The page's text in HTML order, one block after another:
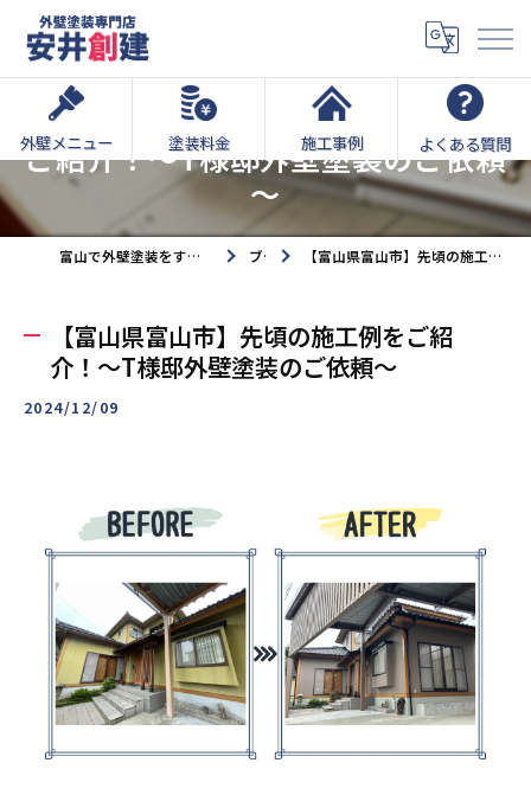
外壁メニュー 塗装料金 施工事例 よくある質問
【富山県富山市】先頃の施工例を
ご紹介！～T様邸外壁塗装のご依頼
～
富山で外壁塗装をするなら外壁塗装専門店安井創建へ ブログ 【富山県富山市】先頃の施工例をご紹介！～T様邸外壁塗装のご依頼～
【富山県富山市】先頃の施工例をご紹
介！～T様邸外壁塗装のご依頼～
2024/12/09